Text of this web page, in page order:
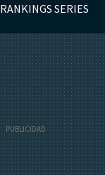
RANKINGS SERIES